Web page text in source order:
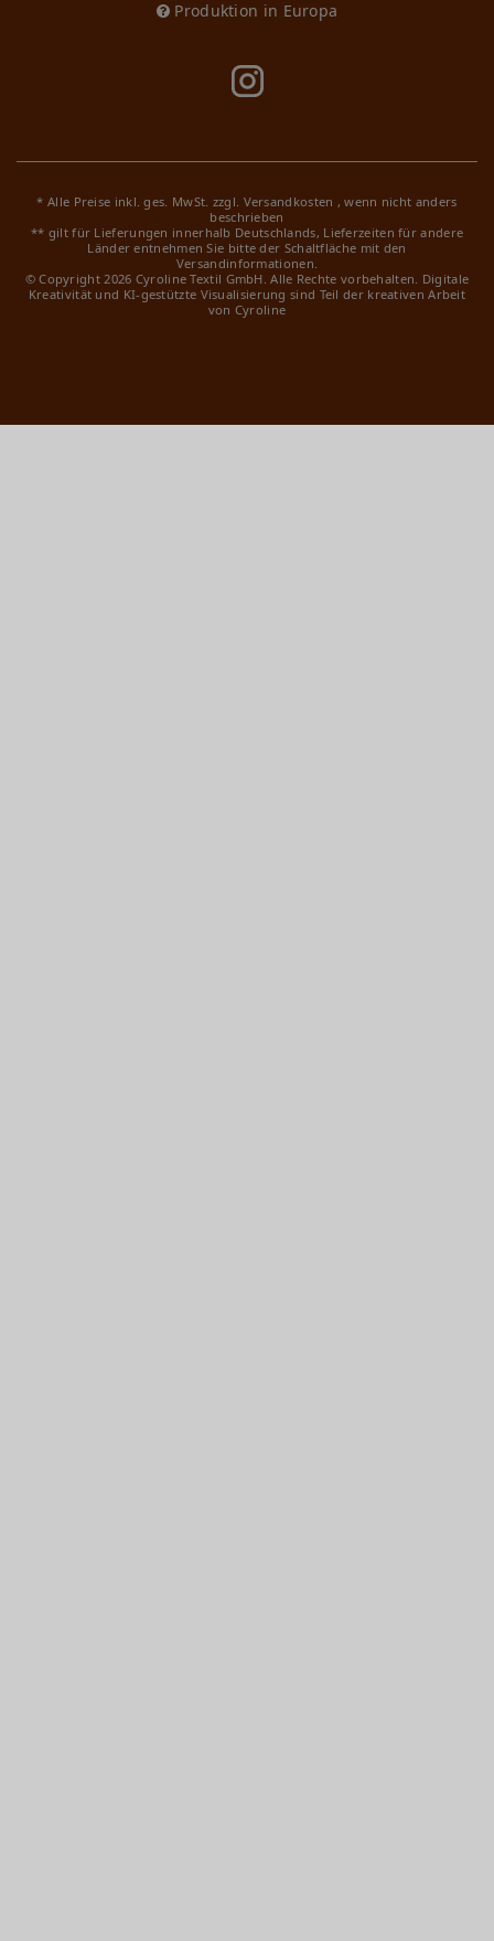
Produktion in Europa
* Alle Preise inkl. ges. MwSt. zzgl. Versandkosten , wenn nicht anders
beschrieben
** gilt für Lieferungen innerhalb Deutschlands, Lieferzeiten für andere
Länder entnehmen Sie bitte der Schaltfläche mit den
Versandinformationen.
© Copyright 2026 Cyroline Textil GmbH. Alle Rechte vorbehalten. Digitale
Kreativität und KI-gestützte Visualisierung sind Teil der kreativen Arbeit
von Cyroline